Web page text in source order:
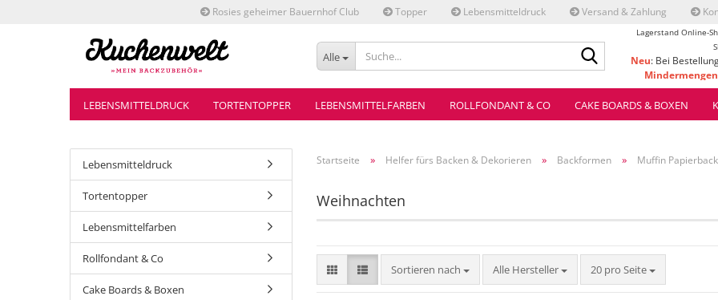
Rosies geheimer Bauernhof Club Topper Lebensmitteldruck Versand & Zahlung
Alle
Lagerstand Online-
Neu: Bei
LEBENSMITTELDRUCK TORTENTOPPER LEBENSMITTELFARBEN ROLLFONDANT & CO CAKE BOARDS & BOXEN
Startseite » Helfer fürs Backen & Dekorieren » Backformen » Muffin
Weihnachten
Sortieren nach
Sortieren nach Alle Hersteller 20 pro Seite
pro Seite
Lebensmitteldruck
Tortentopper
Lebensmittelfarben
Rollfondant & Co
Cake Boards & Boxen